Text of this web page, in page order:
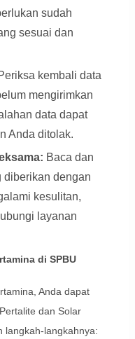
sudah
sesuai dan
kembali data
mengirimkan
data dapat
Anda ditolak.
Baca dan
diberikan dengan
kesulitan,
layanan
di SPBU
Anda dapat
dan Solar
langkah-langkahnya: